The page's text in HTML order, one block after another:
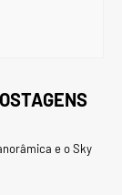
e o Sky